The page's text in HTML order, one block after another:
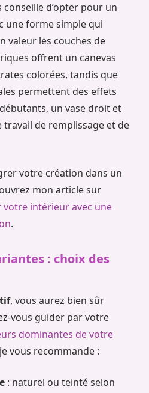
conseille d’opter pour un
une forme simple qui
valeur les couches de
offrent un canevas
colorées, tandis que
permettent des effets
un vase droit et
travail de remplissage et de
votre création dans un
mon article sur
intérieur avec une
.
: choix des
, vous aurez bien sûr
vous guider par votre
dominantes de votre
vous recommande :
: naturel ou teinté selon